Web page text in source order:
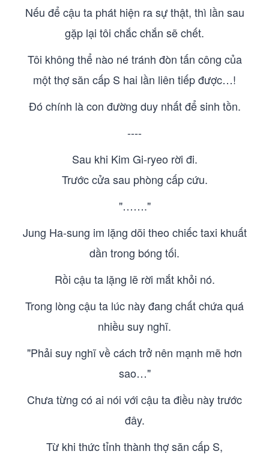
Nếu để cậu ta phát hiện ra sự thật, thì lần sau
gặp lại tôi chắc chắn sẽ chết.
Tôi không thể nào né tránh đòn tấn công của
một thợ săn cấp S hai lần liên tiếp được…!
Đó chính là con đường duy nhất để sinh tồn.
----
Sau khi Kim Gi-ryeo rời đi.
Trước cửa sau phòng cấp cứu.
"……."
Jung Ha-sung im lặng dõi theo chiếc taxi khuất
dần trong bóng tối.
Rồi cậu ta lặng lẽ rời mắt khỏi nó.
Trong lòng cậu ta lúc này đang chất chứa quá
nhiều suy nghĩ.
"Phải suy nghĩ về cách trở nên mạnh mẽ hơn
sao…"
Chưa từng có ai nói với cậu ta điều này trước
đây.
Từ khi thức tỉnh thành thợ săn cấp S,